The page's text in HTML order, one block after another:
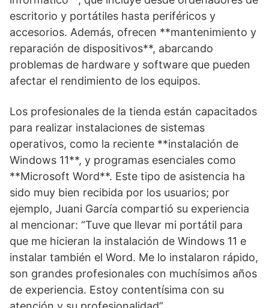
escritorio y portátiles hasta periféricos y
accesorios. Además, ofrecen **mantenimiento y
reparación de dispositivos**, abarcando
problemas de hardware y software que pueden
afectar el rendimiento de los equipos.
Los profesionales de la tienda están capacitados
para realizar instalaciones de sistemas
operativos, como la reciente **instalación de
Windows 11**, y programas esenciales como
**Microsoft Word**. Este tipo de asistencia ha
sido muy bien recibida por los usuarios; por
ejemplo, Juani García compartió su experiencia
al mencionar: “Tuve que llevar mi portátil para
que me hicieran la instalación de Windows 11 e
instalar también el Word. Me lo instalaron rápido,
son grandes profesionales con muchísimos años
de experiencia. Estoy contentísima con su